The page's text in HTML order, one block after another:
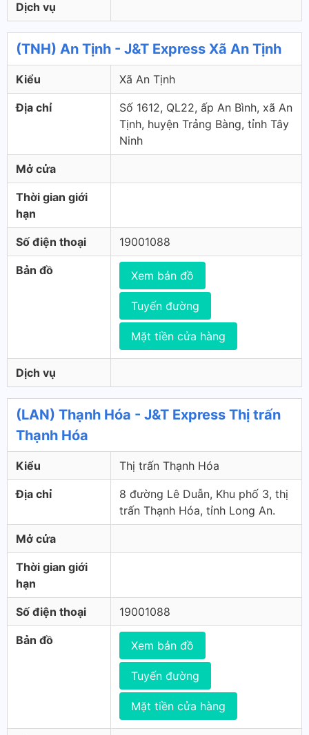
Dịch vụ
(TNH) An Tịnh - J&T Express Xã An Tịnh
Kiểu Xã An Tịnh
Địa chỉ
Số 1612, QL22, ấp An Bình, xã An
Tịnh, huyện Trảng Bàng, tỉnh Tây
Ninh
Mở cửa
Thời gian giới
hạn
Số điện thoại 19001088
Bản đồ Xem bản đồ
Tuyến đường
Mặt tiền cửa hàng
Dịch vụ
(LAN) Thạnh Hóa - J&T Express Thị trấn
Thạnh Hóa
Kiểu Thị trấn Thạnh Hóa
Địa chỉ
8 đường Lê Duẫn, Khu phố 3, thị
trấn Thạnh Hóa, tỉnh Long An.
Mở cửa
Thời gian giới
hạn
Số điện thoại 19001088
Bản đồ Xem bản đồ
Tuyến đường
Mặt tiền cửa hàng